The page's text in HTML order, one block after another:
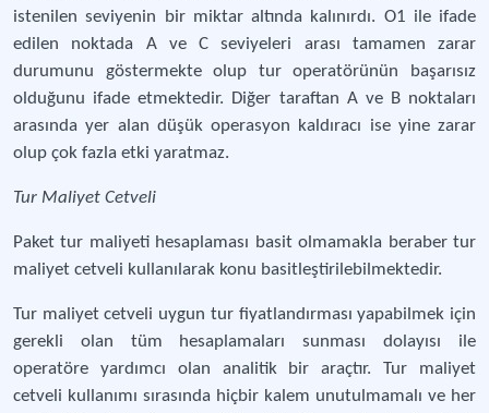
istenilen seviyenin bir miktar altında kalınırdı. O1 ile ifade
edilen noktada A ve C seviyeleri arası tamamen zarar
durumunu göstermekte olup tur operatörünün başarısız
olduğunu ifade etmektedir. Diğer taraftan A ve B noktaları
arasında yer alan düşük operasyon kaldıracı ise yine zarar
olup çok fazla etki yaratmaz.
Tur Maliyet Cetveli
Paket tur maliyeti hesaplaması basit olmamakla beraber tur
maliyet cetveli kullanılarak konu basitleştirilebilmektedir.
Tur maliyet cetveli uygun tur fiyatlandırması yapabilmek için
gerekli olan tüm hesaplamaları sunması dolayısı ile
operatöre yardımcı olan analitik bir araçtır. Tur maliyet
cetveli kullanımı sırasında hiçbir kalem unutulmamalı ve her